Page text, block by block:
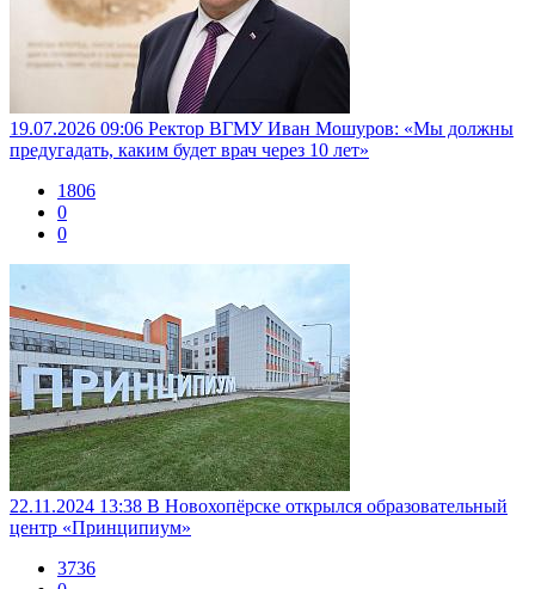
19.07.2026 09:06 Ректор ВГМУ Иван Мошуров: «Мы должны
предугадать, каким будет врач через 10 лет»
1806
0
0
22.11.2024 13:38 В Новохопёрске открылся образовательный
центр «Принципиум»
3736